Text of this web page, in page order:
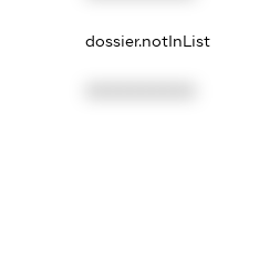
dossier.notInList